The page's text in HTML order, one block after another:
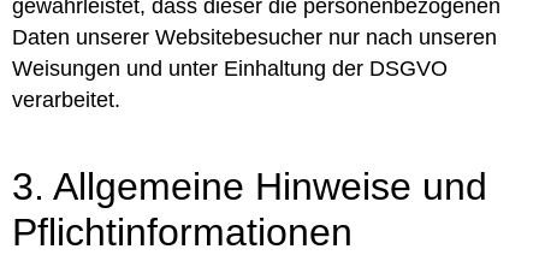
gewährleistet, dass dieser die personenbezogenen
Daten unserer Websitebesucher nur nach unseren
Weisungen und unter Einhaltung der DSGVO
verarbeitet.
3. Allgemeine Hinweise und
Pflicht­informationen